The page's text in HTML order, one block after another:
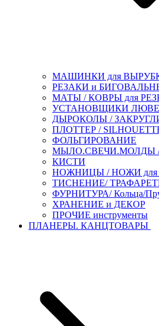
МАШИНКИ для
РЕЗАКИ и
МАТЫ / КОВРЫ для
УСТАНОВЩИКИ
ДЫРОКОЛЫ /
ПЛОТТЕР /
ФОЛЬГИРОВАНИЕ
МЫЛО.СВЕЧИ.МОЛДЫ /
КИСТИ
НОЖНИЦЫ / НОЖИ для
ТИСНЕНИЕ/ ТРАФАРЕТЫ
ФУРНИТУРА/ Кольца/
ХРАНЕНИЕ и ДЕКОР
ПРОЧИЕ инструменты
ПЛАНЕРЫ. КАНЦТОВАРЫ